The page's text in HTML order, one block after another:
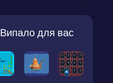
Випало для вас